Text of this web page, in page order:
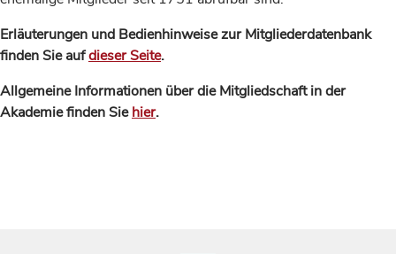
Erläuterungen und Bedienhinweise zur Mitgliederdatenbank
finden Sie aufdieser Seite.
Allgemeine Informationen über die Mitgliedschaft in der
Akademie finden Siehier.